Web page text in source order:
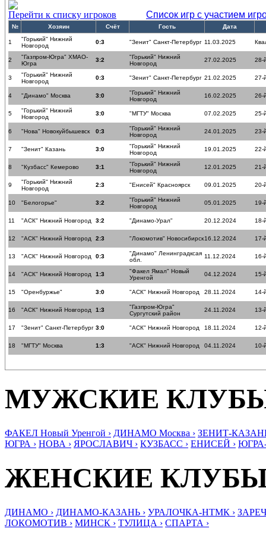
Перейти к списку игроков
Список игр с участием
№ Хозяин Счёт Гость Дата
1
"Горький" Нижний
Новгород
0:3 "Зенит" Санкт-Петербург 11.03.2025
2
"Газпром-Югра" ХМАО-
Югра
3:2
"Горький" Нижний
Новгород
27.02.2025 28-
3
"Горький" Нижний
Новгород
0:3 "Зенит" Санкт-Петербург 21.02.2025 27-
4 "Динамо" Москва 3:0
"Горький" Нижний
Новгород
16.02.2025 26-
5
"Горький" Нижний
Новгород
3:0 "МГТУ" Москва 07.02.2025 25-
6 "Нова" Новокуйбышевск 0:3
"Горький" Нижний
Новгород
24.01.2025 23-
7 "Зенит" Казань 3:0
"Горький" Нижний
Новгород
19.01.2025 22-
8 "Кузбасс" Кемерово 3:1
"Горький" Нижний
Новгород
12.01.2025 21-
9
"Горький" Нижний
Новгород
2:3 "Енисей" Красноярск 09.01.2025 20-
10 "Белогорье" 3:2
"Горький" Нижний
Новгород
05.01.2025 19-
11 "АСК" Нижний Новгород 3:2 "Динамо-Урал" 20.12.2024 18-
12 "АСК" Нижний Новгород 2:3 "Локомотив" Новосибирск16.12.2024 17-
13 "АСК" Нижний Новгород 0:3
"Динамо" Ленинградксая
обл.
11.12.2024 16-
14 "АСК" Нижний Новгород 1:3
"Факел Ямал" Новый
Уренгой
04.12.2024 15-
15 "Оренбуржье" 3:0 "АСК" Нижний Новгород 28.11.2024 14-
16 "АСК" Нижний Новгород 1:3
"Газпром-Югра"
Сургутский район
24.11.2024 13-
17 "Зенит" Санкт-Петербург 3:0 "АСК" Нижний Новгород 18.11.2024 12-
18 "МГТУ" Москва 1:3 "АСК" Нижний Новгород 04.11.2024 10-
МУЖСКИЕ
ФАКЕЛ Новый Уренгой › ДИНАМО Москва › ЗЕНИТ-
ЮГРА › НОВА › ЯРОСЛАВИЧ › КУЗБАСС › ЕНИСЕЙ ›
ЖЕНСКИЕ
ДИНАМО › ДИНАМО-КАЗАНЬ › УРАЛОЧКА-НТМК ›
ЛОКОМОТИВ › МИНСК › ТУЛИЦА › СПАРТА ›